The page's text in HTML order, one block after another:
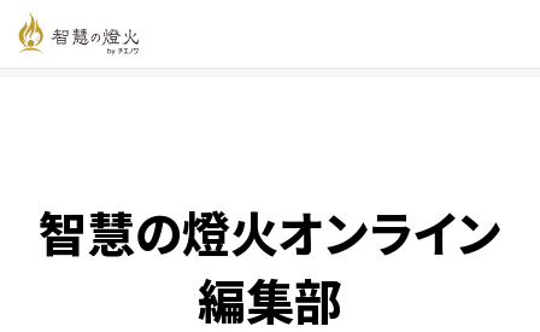
智慧の燈火オンライン
智慧の燈火オンライン
編集部